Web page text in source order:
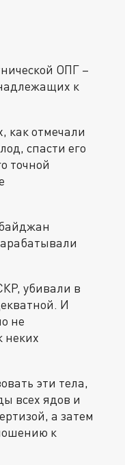
ОПГ –
к
как отмечали
спасти его
точной
убивали в
И
не
неких
эти тела,
всех ядов и
а затем
к